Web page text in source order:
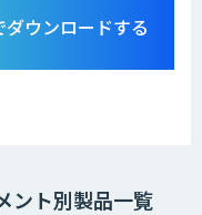
ウンロードする
ント別製品一覧